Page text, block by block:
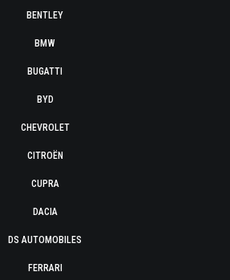
BENTLEY
BMW
BUGATTI
BYD
CHEVROLET
CITROËN
CUPRA
DACIA
DS AUTOMOBILES
FERRARI